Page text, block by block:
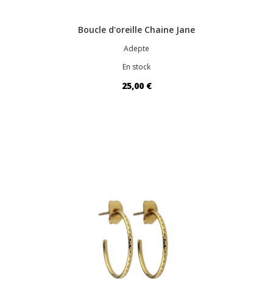
Boucle d'oreille Chaine Jane
Adepte
En stock
25,00 €